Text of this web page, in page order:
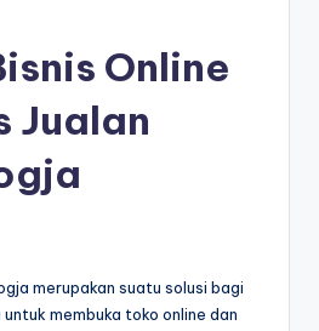
Online
Jualan
merupakan suatu solusi bagi
membuka toko online dan